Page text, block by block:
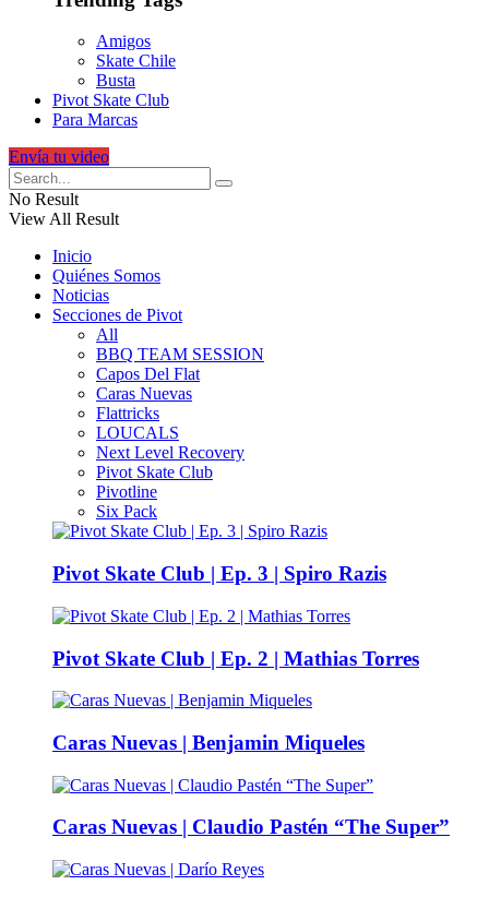
Amigos
Skate Chile
Busta
Pivot Skate Club
Para Marcas
Envía tu video
No Result
View All Result
Inicio
Quiénes Somos
Noticias
Secciones de Pivot
All
BBQ TEAM SESSION
Capos Del Flat
Caras Nuevas
Flattricks
LOUCALS
Next Level Recovery
Pivot Skate Club
Pivotline
Six Pack
Pivot Skate Club | Ep. 3 | Spiro Razis
Pivot Skate Club | Ep. 2 | Mathias Torres
Caras Nuevas | Benjamin Miqueles
Caras Nuevas | Claudio Pastén “The Super”